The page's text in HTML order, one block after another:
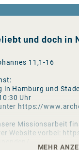
und doch in
11,1-16
in Hamburg und
Uhr
https://
Missionsarbeit
Website vorbei: